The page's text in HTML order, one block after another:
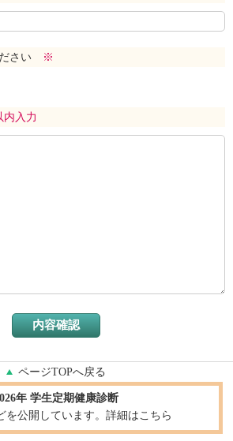
さい ※
内入力
ページTOPへ戻る
年 学生定期健康診断
を公開しています。詳細はこちら